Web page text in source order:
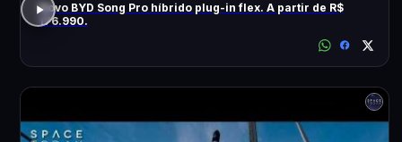
Novo BYD Song Pro híbrido plug-in flex. A partir de R$
176.990.